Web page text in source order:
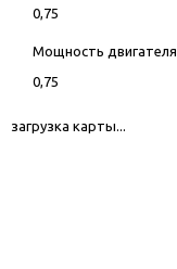
0,75
Мощность двигателя
0,75
загрузка карты...